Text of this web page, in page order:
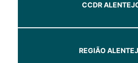
CCDR
REGIÃO